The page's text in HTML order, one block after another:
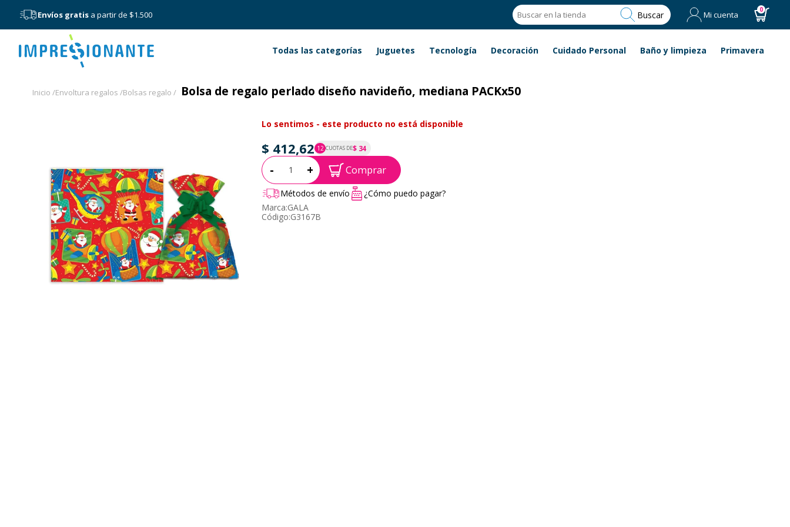
Envíos gratis a partir de $1.500 Buscar Mi cuenta 0
Menú Todas las categorías Juguetes Tecnología Decoración Cuidado Personal Baño y limpieza Primavera
Inicio /Envoltura regalos /Bolsas regalo / Bolsa de regalo perlado diseño navideño, mediana PACKx50
Lo sentimos - este producto no está disponible
$ 412,62 12 CUOTAS DE$ 34
P.T.F. $ 413
Cantidad:
- + Comprar
Métodos de envío
¿Cómo puedo pagar?
Marca:GALA
Código:G3167B